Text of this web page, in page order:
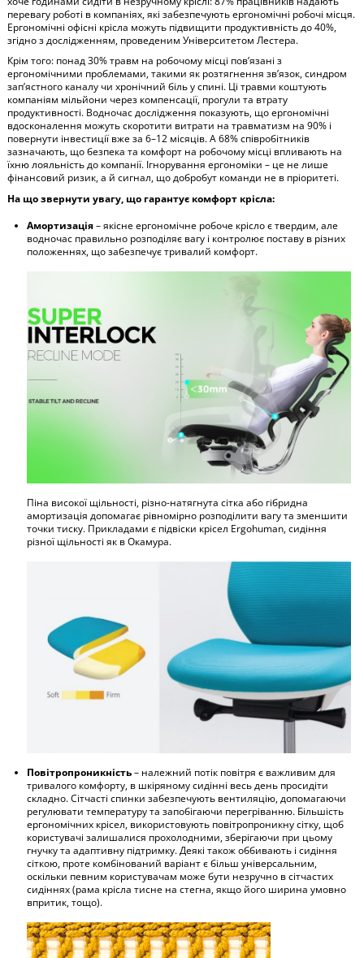
перевагу роботі в компаніях, які забезпечують ергономічні робочі місця.
Ергономічні офісні крісла можуть підвищити продуктивність до 40%,
згідно з дослідженням, проведеним Університетом Лестера.
Крім того: понад 30% травм на робочому місці пов’язані з
ергономічними проблемами, такими як розтягнення зв’язок, синдром
зап’ястного каналу чи хронічний біль у спині. Ці травми коштують
компаніям мільйони через компенсації, прогули та втрату
продуктивності. Водночас дослідження показують, що ергономічні
вдосконалення можуть скоротити витрати на травматизм на 90% і
повернути інвестиції вже за 6–12 місяців. А 68% співробітників
зазначають, що безпека та комфорт на робочому місці впливають на
їхню лояльність до компанії. Ігнорування ергономіки – це не лише
фінансовий ризик, а й сигнал, що добробут команди не в пріоритеті.
На що звернути увагу, що гарантує комфорт крісла:
Амортизація– якісне ергономічне робоче крісло є твердим, але
водночас правильно розподіляє вагу і контролює поставу в різних
положеннях, що забезпечує тривалий комфорт.
Піна високої щільності, різно-натягнута сітка або гібридна
амортизація допомагає рівномірно розподілити вагу та зменшити
точки тиску. Прикладами є підвіски крісел Ergohuman, сидіння
різної щільності як в Окамура.
Повітропроникність– належний потік повітря є важливим для
тривалого комфорту, в шкіряному сидінні весь день просидіти
складно. Сітчасті спинки забезпечують вентиляцію, допомагаючи
регулювати температуру та запобігаючи перегріванню. Більшість
ергономічних крісел, використовують повітропроникну сітку, щоб
користувачі залишалися прохолодними, зберігаючи при цьому
гнучку та адаптивну підтримку. Деякі також оббивають і сидіння
сіткою, проте комбінований варіант є більш універсальним,
оскільки певним користувачам може бути незручно в сітчастих
сидіннях (рама крісла тисне на стегна, якщо його ширина умовно
впритик, тощо).